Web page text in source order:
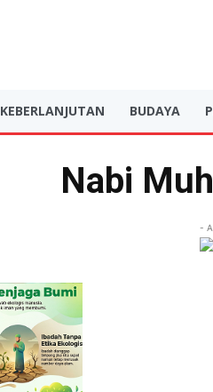
KEBERLANJUTAN BUDAYA
Nabi
-